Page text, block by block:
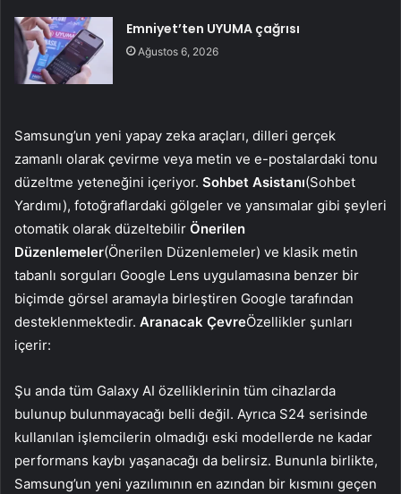
Emniyet’ten UYUMA çağrısı
Ağustos 6, 2026
Samsung’un yeni yapay zeka araçları, dilleri gerçek
zamanlı olarak çevirme veya metin ve e-postalardaki tonu
düzeltme yeteneğini içeriyor. Sohbet Asistanı(Sohbet
Yardımı), fotoğraflardaki gölgeler ve yansımalar gibi şeyleri
otomatik olarak düzeltebilir Önerilen
Düzenlemeler(Önerilen Düzenlemeler) ve klasik metin
tabanlı sorguları Google Lens uygulamasına benzer bir
biçimde görsel aramayla birleştiren Google tarafından
desteklenmektedir. Aranacak ÇevreÖzellikler şunları
içerir:
Şu anda tüm Galaxy AI özelliklerinin tüm cihazlarda
bulunup bulunmayacağı belli değil. Ayrıca S24 serisinde
kullanılan işlemcilerin olmadığı eski modellerde ne kadar
performans kaybı yaşanacağı da belirsiz. Bununla birlikte,
Samsung’un yeni yazılımının en azından bir kısmını geçen